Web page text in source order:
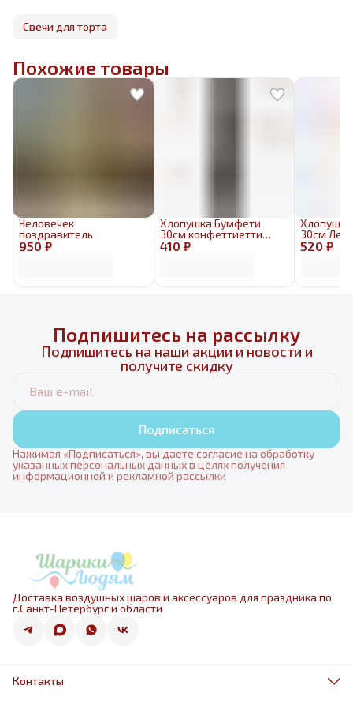
Свечи для торта
Похожие товары
950 ₽
Человечек
поздравитель
410 ₽
Хлопушка Бумфети
30см конфеттиетти
Party черная
520 ₽
30см
Подпишитесь на рассылку
Подпишитесь на наши акции и новости и
получите скидку
Подписаться
Нажимая «Подписаться», вы даете согласие на обработку
указанных персональных данных в целях получения
информационной и рекламной рассылки
Доставка воздушных шаров и аксессуаров для праздника по
г.Санкт-Петербург и области
Контакты